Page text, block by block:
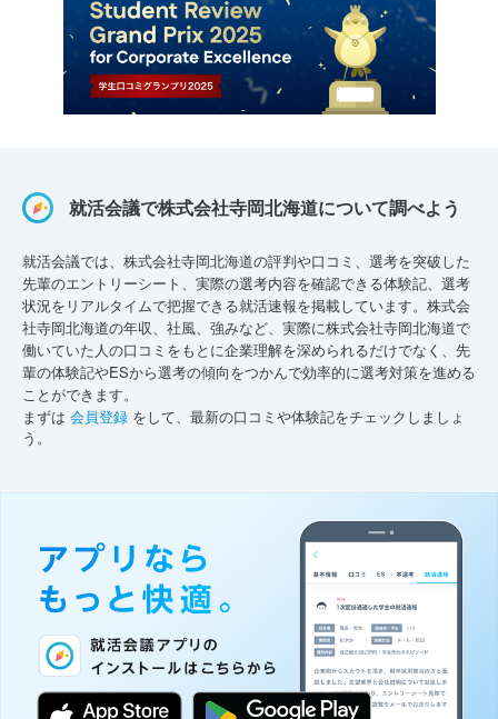
就活会議で株式会社寺岡北海道について調べよう
就活会議では、株式会社寺岡北海道の評判や口コミ、選考を突破した
先輩のエントリーシート、実際の選考内容を確認できる体験記、選考
状況をリアルタイムで把握できる就活速報を掲載しています。株式会
社寺岡北海道の年収、社風、強みなど、実際に株式会社寺岡北海道で
働いていた人の口コミをもとに企業理解を深められるだけでなく、先
輩の体験記やESから選考の傾向をつかんで効率的に選考対策を進める
ことができます。
まずは 会員登録 をして、最新の口コミや体験記をチェックしましょ
う。